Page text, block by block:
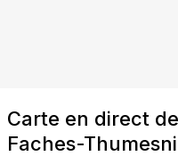
Carte en direct
Faches-